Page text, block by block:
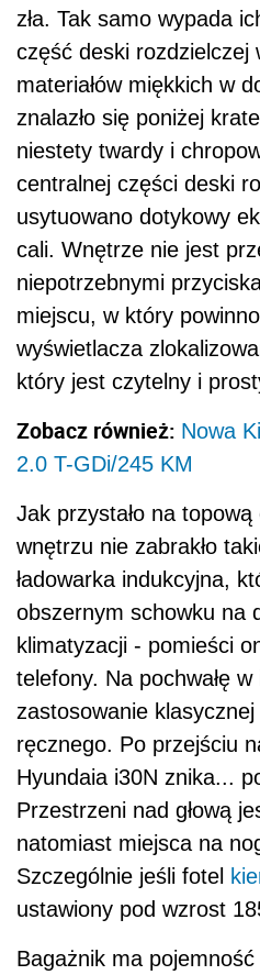
zła. Tak samo wypada
część deski rozdzielczej
materiałów miękkich w
znalazło się poniżej
niestety twardy i
centralnej części deski
usytuowano dotykowy
cali. Wnętrze nie jest
niepotrzebnymi
miejscu, w który
wyświetlacza
który jest czytelny i
Zobacz również: Nowa
2.0 T-GDi/245 KM
Jak przystało na
wnętrzu nie zabrakło
ładowarka indukcyjna,
obszernym schowku na
klimatyzacji - pomieści
telefony. Na pochwałę w
zastosowanie
ręcznego. Po przejściu
Hyundaia i30N znika...
Przestrzeni nad głową
natomiast miejsca na
Szczególnie jeśli fotel
ustawiony pod wzrost
Bagażnik ma